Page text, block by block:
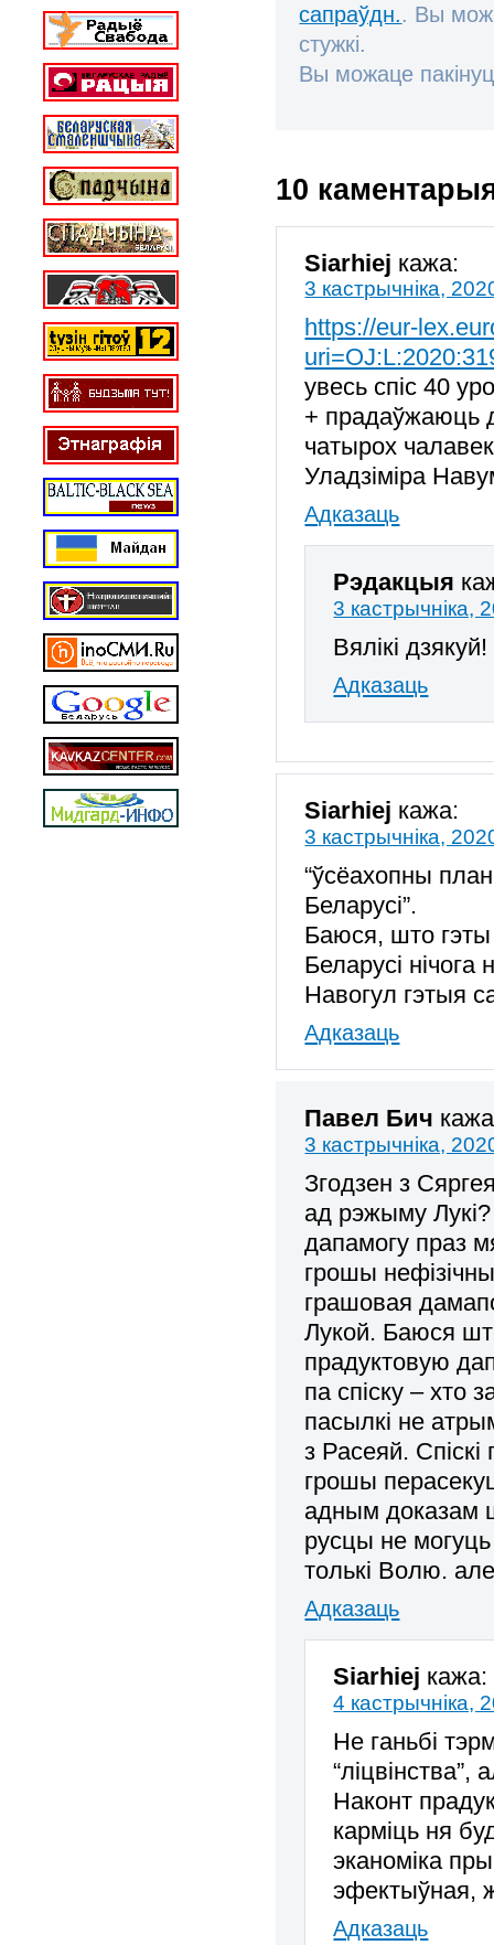
сапраўдн.. Вы
стужкі.
Вы можаце
10
Siarhiej кажа:
3 кастрычніка,
https://eur-
увесь спіс 40
+ прадаўжаюць
чатырох
Уладзіміра
Адказаць
Рэдакцыя
3 кастрычніка,
Вялікі дзякуй!
Адказаць
Siarhiej кажа:
3 кастрычніка,
“ўсёахопны
Беларусі”.
Баюся, што
Беларусі
Навогул гэтыя
Адказаць
Павел Бич
3 кастрычніка,
Згодзен з
ад рэжыму
дапамогу праз
грошы
грашовая
Лукой. Баюся
прадуктовую
па спіску – хто
пасылкі не
з Расеяй.
грошы
адным доказам
русцы не
толькі Волю.
Адказаць
Siarhiej кажа:
4 кастрычніка,
Не ганьбі
“ліцвінства”,
Наконт
карміць ня
эканоміка
эфектыўная,
Адказаць